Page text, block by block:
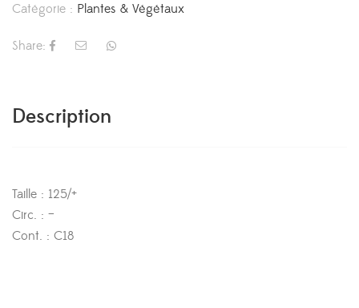
Catégorie : Plantes & Végétaux
Share:
Description
Taille : 125/+
Circ. : –
Cont. : C18